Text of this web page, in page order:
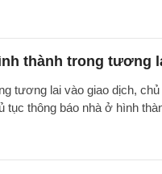
thành trong tương
tương lai vào giao dịch,
tục thông báo nhà ở hình